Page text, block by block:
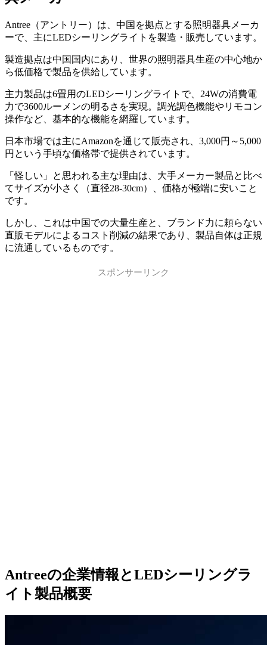
Antree（アントリー）は、中国を拠点とする照明器具メーカ
ーで、主にLEDシーリングライトを製造・販売しています。
製造拠点は中国国内にあり、世界の照明器具生産の中心地か
ら低価格で製品を供給しています。
主力製品は6畳用のLEDシーリングライトで、24Wの消費電
力で3600ルーメンの明るさを実現。調光調色機能やリモコン
操作など、基本的な機能を網羅しています。
日本市場では主にAmazonを通じて販売され、3,000円～5,000
円という手頃な価格帯で提供されています。
「怪しい」と思われる主な理由は、大手メーカー製品と比べ
てサイズが小さく（直径28-30cm）、価格が極端に安いこと
です。
しかし、これは中国での大量生産と、ブランド力に頼らない
直販モデルによるコスト削減の結果であり、製品自体は正規
に流通しているものです。
スポンサーリンク
Antreeの企業情報とLEDシーリングラ
イト製品概要